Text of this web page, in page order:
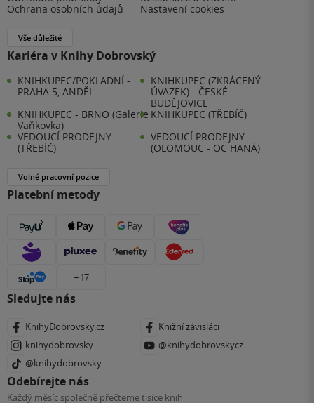
Ochrana osobních údajů
Nastavení cookies
Vše důležité
Kariéra v Knihy Dobrovský
KNIHKUPEC/POKLADNÍ -
PRAHA 5, ANDĚL
KNIHKUPEC (ZKRÁCENÝ
ÚVAZEK) - ČESKÉ
BUDĚJOVICE
KNIHKUPEC - BRNO (Galerie
Vaňkovka)
KNIHKUPEC (TŘEBÍČ)
VEDOUCÍ PRODEJNY
(TŘEBÍČ)
VEDOUCÍ PRODEJNY
(OLOMOUC - OC HANÁ)
Volné pracovní pozice
Platební metody
+ 17
Sledujte nás
KnihyDobrovsky.cz
Knižní závisláci
knihydobrovsky
@knihydobrovskycz
@knihydobrovsky
Odebírejte nás
Každý měsíc společně přečteme tisíce knih